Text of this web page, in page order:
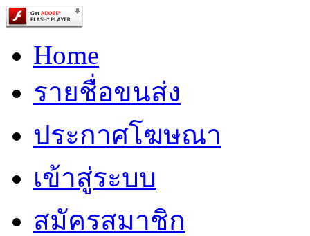
Home
รายชื่อขนส่ง
ประกาศโฆษณา
เข้าสู่ระบบ
สมัครสมาชิก